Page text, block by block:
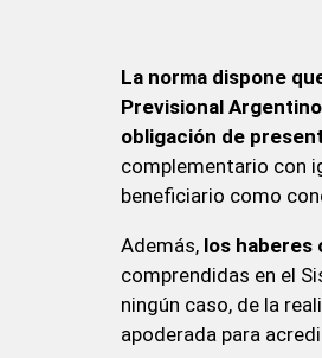
La norma dispone
Previsional
obligación de
complementario con
beneficiario como
Además, los haberes
comprendidas en el
ningún caso, de la
apoderada para